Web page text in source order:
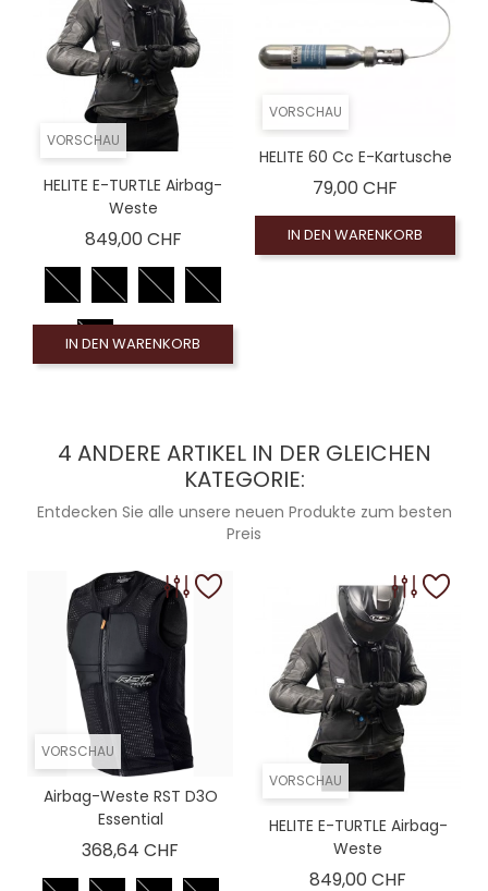
VORSCHAU
HELITE E-TURTLE Airbag-
Weste
849,00 CHFPreis
IN DEN WARENKORB
VORSCHAU
HELITE 60 Cc E-Kartusche
79,00 CHF
IN DEN WARENKORB
4 ANDERE ARTIKEL IN DER GLEICHEN
KATEGORIE:
Entdecken Sie alle unsere neuen Produkte zum besten
Preis
VORSCHAU
Airbag-Weste RST D3O
Essential
368,64 CHF
VORSCHAU
HELITE E-TURTLE Airbag-
Weste
849,00 CHF